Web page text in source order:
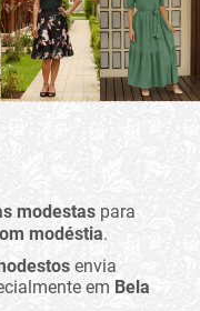
modestas para
modéstia.
envia
em Bela